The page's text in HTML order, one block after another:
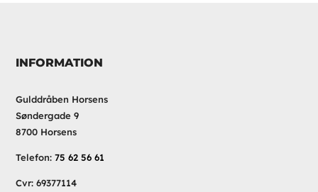
INFORMATION
Gulddråben Horsens
Søndergade 9
8700 Horsens
Telefon:75 62 56 61
Cvr: 69377114